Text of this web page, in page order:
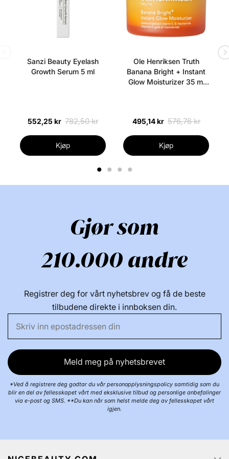
Sanzi Beauty Eyelash
Growth Serum 5 ml
552,25 kr 782,50 kr
Kjøp
Ole Henriksen Truth
Banana Bright + Instant
Glow Moisturizer 35 ml
495,14 kr 576,76 kr
Kjøp
1 2 3 4
Gjør som
210.000 andre
Registrer deg for vårt nyhetsbrev og få de beste
tilbudene direkte i innboksen din.
Meld meg på nyhetsbrevet
*Ved å registrere deg godtar du vår personopplysningspolicy samtidig som du
blir en del av fellesskapet vårt med eksklusive tilbud og personlige anbefalinger
via e-post og SMS. **Du kan når som helst melde deg av fellesskapet vårt
igjen.